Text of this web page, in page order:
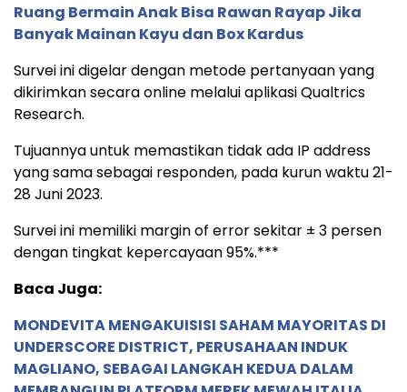
Ruang Bermain Anak Bisa Rawan Rayap Jika
Banyak Mainan Kayu dan Box Kardus
Survei ini digelar dengan metode pertanyaan yang
dikirimkan secara online melalui aplikasi Qualtrics
Research.
Tujuannya untuk memastikan tidak ada IP address
yang sama sebagai responden, pada kurun waktu 21-
28 Juni 2023.
Survei ini memiliki margin of error sekitar ± 3 persen
dengan tingkat kepercayaan 95%.***
Baca Juga:
MONDEVITA MENGAKUISISI SAHAM MAYORITAS DI
UNDERSCORE DISTRICT, PERUSAHAAN INDUK
MAGLIANO, SEBAGAI LANGKAH KEDUA DALAM